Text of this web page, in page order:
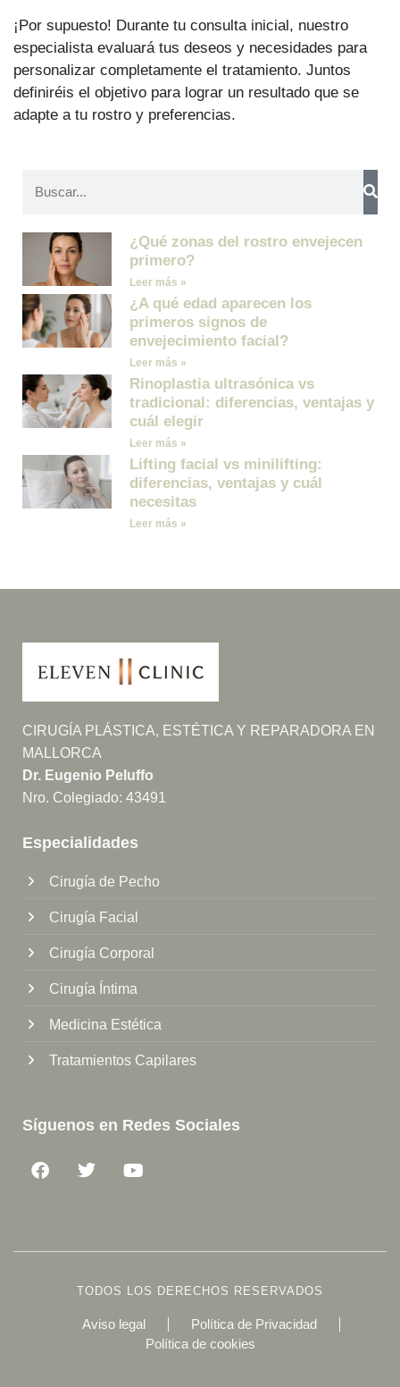
¡Por supuesto! Durante tu consulta inicial, nuestro
especialista evaluará tus deseos y necesidades para
personalizar completamente el tratamiento. Juntos
definiréis el objetivo para lograr un resultado que se
adapte a tu rostro y preferencias.
¿Qué zonas del rostro envejecen
primero?
Leer más »
¿A qué edad aparecen los
primeros signos de
envejecimiento facial?
Leer más »
Rinoplastia ultrasónica vs
tradicional: diferencias, ventajas y
cuál elegir
Leer más »
Lifting facial vs minilifting:
diferencias, ventajas y cuál
necesitas
Leer más »
CIRUGÍA PLÁSTICA, ESTÉTICA Y REPARADORA EN
MALLORCA
Dr. Eugenio Peluffo
Nro. Colegiado: 43491
Especialidades
Cirugía de Pecho
Cirugía Facial
Cirugía Corporal
Cirugía Íntima
Medicina Estética
Tratamientos Capilares
Síguenos en Redes Sociales
TODOS LOS DERECHOS RESERVADOS
Aviso legal
Política de Privacidad
Política de cookies